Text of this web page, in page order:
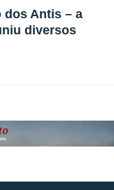
dos Antis – a
diversos